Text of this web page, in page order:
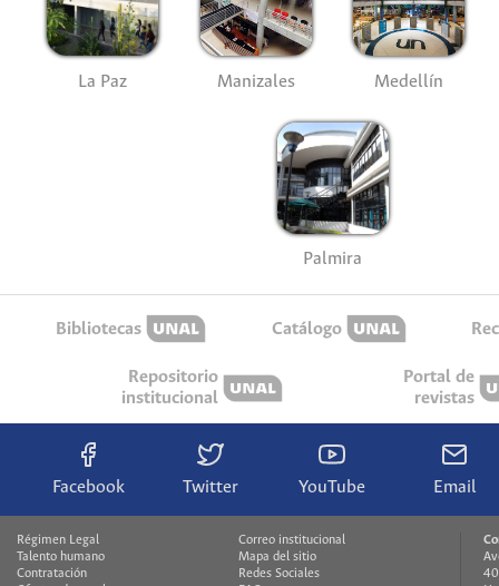
La Paz Manizales Medellín
Palmira
Bibliotecas Catálogo
Repositorio
institucional
Portal de
revistas
Facebook Twitter YouTube Email
Régimen Legal
Talento humano
Contratación
Correo institucional
Mapa del sitio
Redes Sociales